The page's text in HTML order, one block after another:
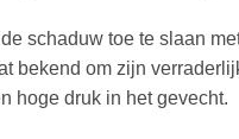
schaduw toe te slaan
bekend om zijn
hoge druk in het gevecht.